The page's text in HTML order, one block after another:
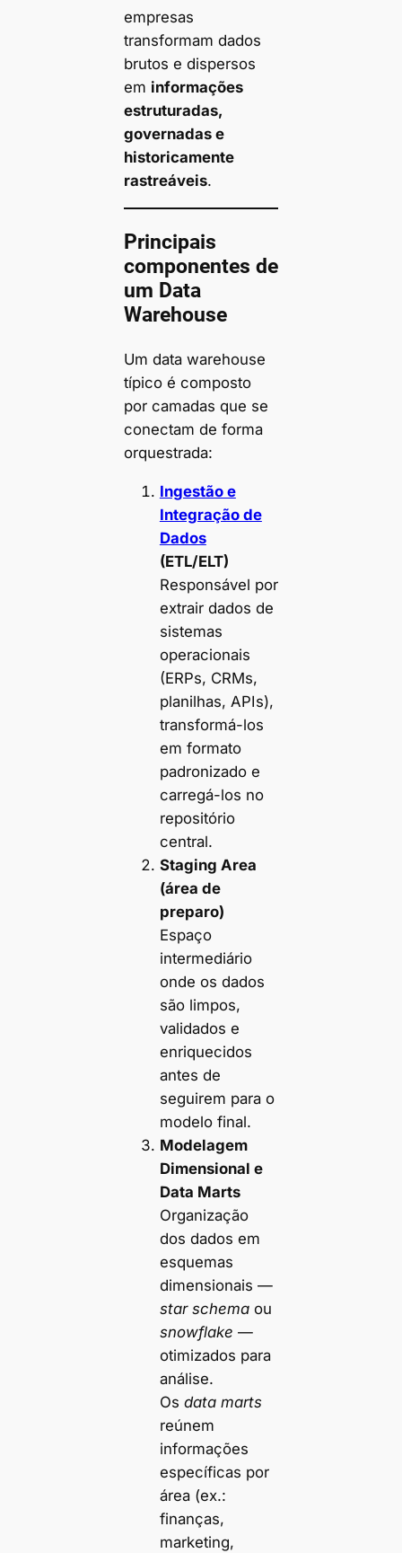
empresas
transformam dados
brutos e dispersos
em informações
estruturadas,
governadas e
historicamente
rastreáveis.
Principais
componentes de
um Data
Warehouse
Um data warehouse
típico é composto
por camadas que se
conectam de forma
orquestrada:
Ingestão e
Integração de
Dados
(ETL/ELT)
Responsável por
extrair dados de
sistemas
operacionais
(ERPs, CRMs,
planilhas, APIs),
transformá-los
em formato
padronizado e
carregá-los no
repositório
central.
Staging Area
(área de
preparo)
Espaço
intermediário
onde os dados
são limpos,
validados e
enriquecidos
antes de
seguirem para o
modelo final.
Modelagem
Dimensional e
Data Marts
Organização
dos dados em
esquemas
dimensionais —
star schemaou
snowflake —
otimizados para
análise.
Os data marts
reúnem
informações
específicas por
área (ex.:
finanças,
marketing,